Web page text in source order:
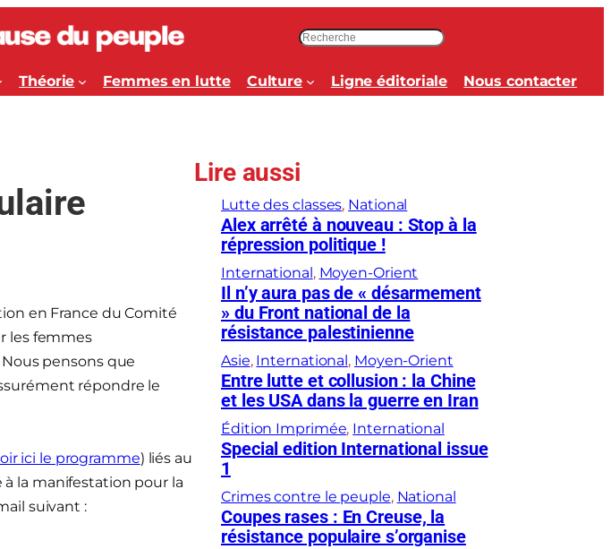
c
h
h
r
Théorie Femmes en lutte Culture Ligne éditoriale Nous contacter
en France du Comité
les femmes
pensons que
répondre le
ici le programme) liés au
la manifestation pour la
suivant :
Lire aussi
Lutte des classes, National
Alex arrêté à nouveau : Stop à la
répression politique !
International, Moyen-Orient
Il n’y aura pas de « désarmement
» du Front national de la
résistance palestinienne
Asie, International, Moyen-Orient
Entre lutte et collusion : la Chine
et les USA dans la guerre en Iran
Édition Imprimée, International
Special edition International issue
1
Crimes contre le peuple, National
Coupes rases : En Creuse, la
résistance populaire s’organise